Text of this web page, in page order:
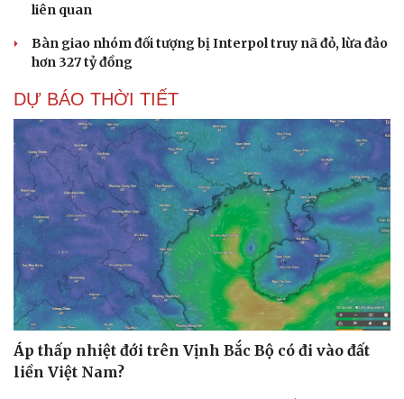
liên quan
Bàn giao nhóm đối tượng bị Interpol truy nã đỏ, lừa đảo
hơn 327 tỷ đồng
DỰ BÁO THỜI TIẾT
Áp thấp nhiệt đới trên Vịnh Bắc Bộ có đi vào đất
liền Việt Nam?